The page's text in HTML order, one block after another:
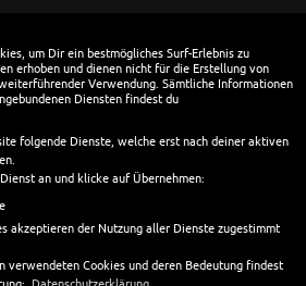
- 18:00
- 18:00
18:00
- 18:00
13:00
- 18.00 Uhr
um Dir ein bestmögliches Surf-Erlebnis zu
erhoben und dienen nicht für die Erstellung von
Verwendung. Sämtliche Informationen
Diensten findest du
folgende Dienste, welche erst nach deiner aktiven
an und klicke auf Übernehmen:
akzeptieren der Nutzung aller Dienste zugestimmt
verwendeten Cookies und deren Bedeutung findest